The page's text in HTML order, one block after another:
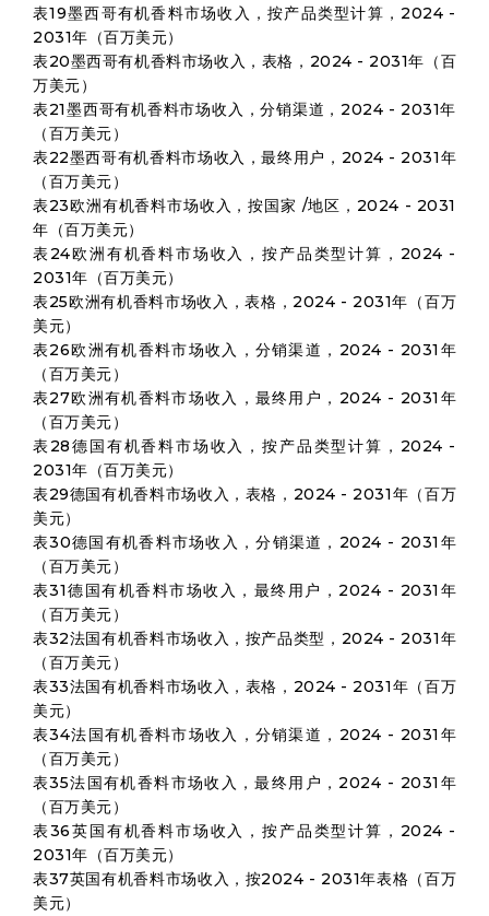
表19墨西哥有机香料市场收入，按产品类型计算，2024 -
2031年（百万美元）
表20墨西哥有机香料市场收入，表格，2024 - 2031年（百
万美元）
表21墨西哥有机香料市场收入，分销渠道，2024 - 2031年
（百万美元）
表22墨西哥有机香料市场收入，最终用户，2024 - 2031年
（百万美元）
表23欧洲有机香料市场收入，按国家 /地区，2024 - 2031
年（百万美元）
表24欧洲有机香料市场收入，按产品类型计算，2024 -
2031年（百万美元）
表25欧洲有机香料市场收入，表格，2024 - 2031年（百万
美元）
表26欧洲有机香料市场收入，分销渠道，2024 - 2031年
（百万美元）
表27欧洲有机香料市场收入，最终用户，2024 - 2031年
（百万美元）
表28德国有机香料市场收入，按产品类型计算，2024 -
2031年（百万美元）
表29德国有机香料市场收入，表格，2024 - 2031年（百万
美元）
表30德国有机香料市场收入，分销渠道，2024 - 2031年
（百万美元）
表31德国有机香料市场收入，最终用户，2024 - 2031年
（百万美元）
表32法国有机香料市场收入，按产品类型，2024 - 2031年
（百万美元）
表33法国有机香料市场收入，表格，2024 - 2031年（百万
美元）
表34法国有机香料市场收入，分销渠道，2024 - 2031年
（百万美元）
表35法国有机香料市场收入，最终用户，2024 - 2031年
（百万美元）
表36英国有机香料市场收入，按产品类型计算，2024 -
2031年（百万美元）
表37英国有机香料市场收入，按2024 - 2031年表格（百万
美元）